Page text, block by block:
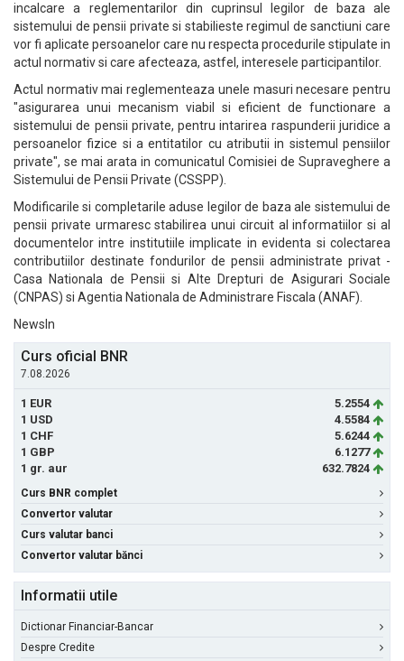
incalcare a reglementarilor din cuprinsul legilor de baza ale
sistemului de pensii private si stabilieste regimul de sanctiuni care
vor fi aplicate persoanelor care nu respecta procedurile stipulate in
actul normativ si care afecteaza, astfel, interesele participantilor.
Actul normativ mai reglementeaza unele masuri necesare pentru
"asigurarea unui mecanism viabil si eficient de functionare a
sistemului de pensii private, pentru intarirea raspunderii juridice a
persoanelor fizice si a entitatilor cu atributii in sistemul pensiilor
private", se mai arata in comunicatul Comisiei de Supraveghere a
Sistemului de Pensii Private (CSSPP).
Modificarile si completarile aduse legilor de baza ale sistemului de
pensii private urmaresc stabilirea unui circuit al informatiilor si al
documentelor intre institutiile implicate in evidenta si colectarea
contributiilor destinate fondurilor de pensii administrate privat -
Casa Nationala de Pensii si Alte Drepturi de Asigurari Sociale
(CNPAS) si Agentia Nationala de Administrare Fiscala (ANAF).
NewsIn
Curs oficial BNR
7.08.2026
1 EUR
5.2554
1 USD
4.5584
1 CHF
5.6244
1 GBP
6.1277
1 gr. aur
632.7824
Curs BNR complet
Convertor valutar
Curs valutar banci
Convertor valutar bănci
Informatii utile
Dictionar Financiar-Bancar
Despre Credite